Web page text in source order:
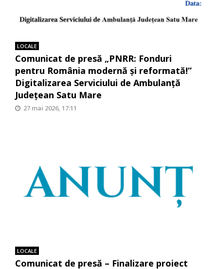
LOCALE
Comunicat de presă „PNRR: Fonduri
pentru România modernă și reformată!”
Digitalizarea Serviciului de Ambulanță
Județean Satu Mare
27 mai 2026, 17:11
LOCALE
Comunicat de presă – Finalizare proiect